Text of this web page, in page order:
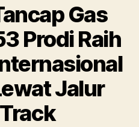
Gas
Prodi Raih
Jalur